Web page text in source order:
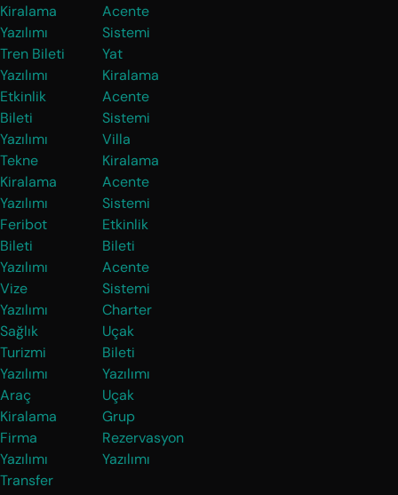
Kiralama
Yazılımı
Tren Bileti
Yazılımı
Etkinlik
Bileti
Yazılımı
Tekne
Kiralama
Yazılımı
Feribot
Bileti
Yazılımı
Vize
Yazılımı
Sağlık
Turizmi
Yazılımı
Araç
Kiralama
Firma
Yazılımı
Transfer
Acente
Sistemi
Yat
Kiralama
Acente
Sistemi
Villa
Kiralama
Acente
Sistemi
Etkinlik
Bileti
Acente
Sistemi
Charter
Uçak
Bileti
Yazılımı
Uçak
Grup
Rezervasyon
Yazılımı